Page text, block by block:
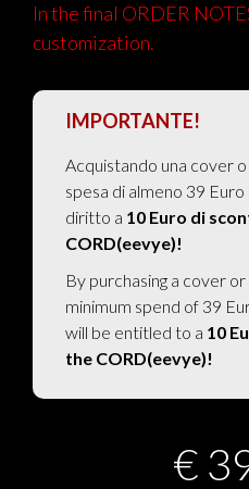
In the final ORDER
customization.
IMPORTANTE!
Acquistando una cover o
spesa di almeno 39
diritto a 10 Euro di
CORD(eevye)!
By purchasing a cover or
minimum spend of 39
will be entitled to a 10
the CORD(eevye)!
€